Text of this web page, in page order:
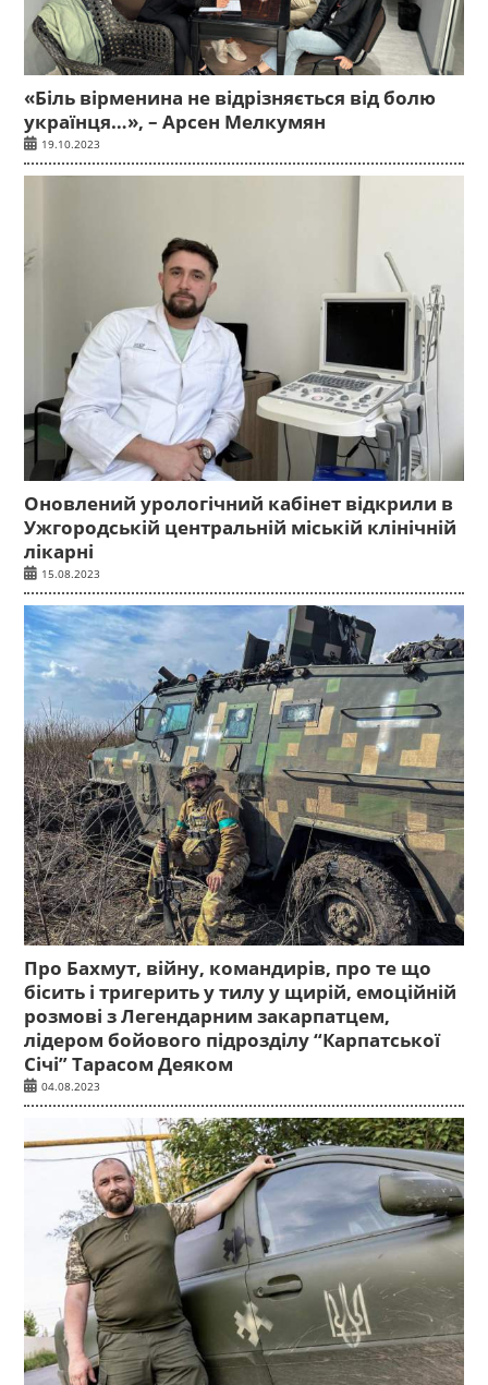
«Біль вірменина не відрізняється від болю
українця…», – Арсен Мелкумян
19.10.2023
Оновлений урологічний кабінет відкрили в
Ужгородській центральній міській клінічній
лікарні
15.08.2023
Про Бахмут, війну, командирів, про те що
бісить і тригерить у тилу у щирій, емоційній
розмові з Легендарним закарпатцем,
лідером бойового підрозділу “Карпатської
Січі” Тарасом Деяком
04.08.2023